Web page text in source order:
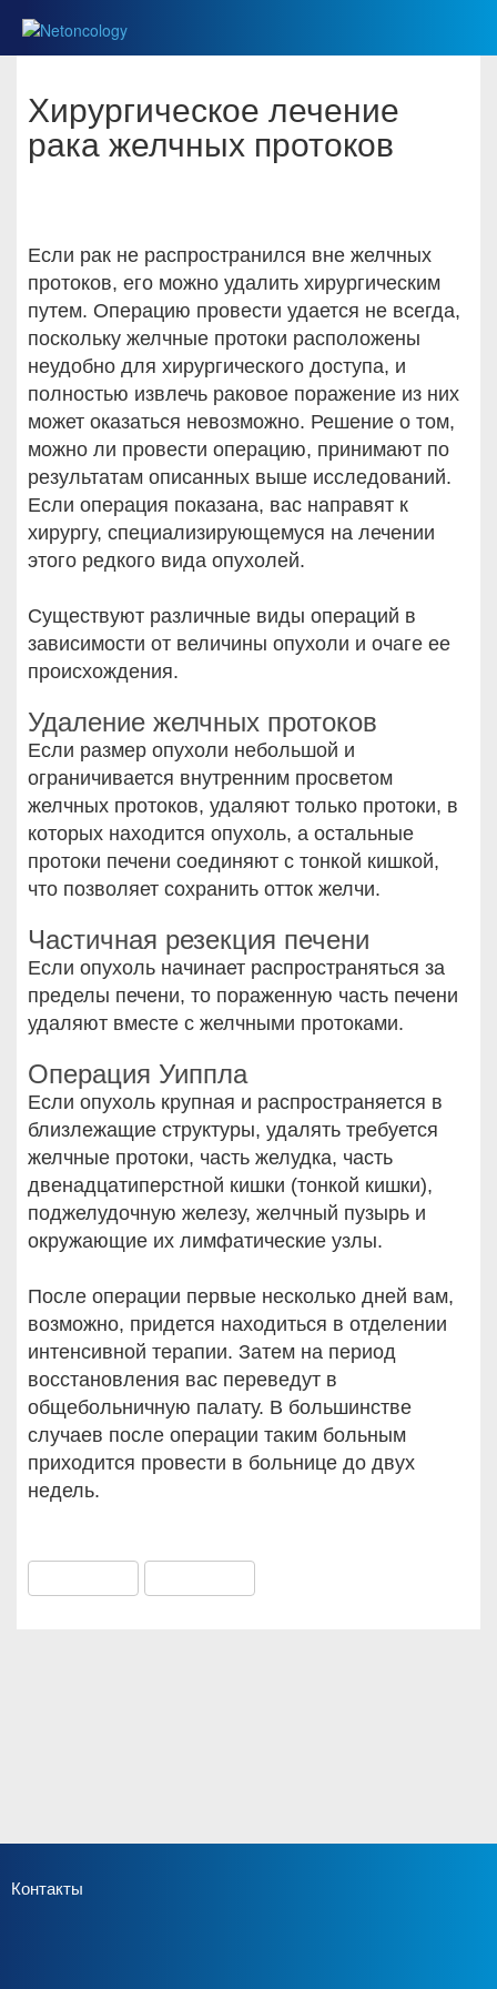
Хирургическое лечение
рака желчных протоков
Если рак не распространился вне желчных
протоков, его можно удалить хирургическим
путем. Операцию провести удается не всегда,
поскольку желчные протоки расположены
неудобно для хирургического доступа, и
полностью извлечь раковое поражение из них
может оказаться невозможно. Решение о том,
можно ли провести операцию, принимают по
результатам описанных выше исследований.
Если операция показана, вас направят к
хирургу, специализирующемуся на лечении
этого редкого вида опухолей.
Существуют различные виды операций в
зависимости от величины опухоли и очаге ее
происхождения.
Удаление желчных протоков
Если размер опухоли небольшой и
ограничивается внутренним просветом
желчных протоков, удаляют только протоки, в
которых находится опухоль, а остальные
протоки печени соединяют с тонкой кишкой,
что позволяет сохранить отток желчи.
Частичная резекция печени
Если опухоль начинает распространяться за
пределы печени, то пораженную часть печени
удаляют вместе с желчными протоками.
Операция Уиппла
Если опухоль крупная и распространяется в
близлежащие структуры, удалять требуется
желчные протоки, часть желудка, часть
двенадцатиперстной кишки (тонкой кишки),
поджелудочную железу, желчный пузырь и
окружающие их лимфатические узлы.
После операции первые несколько дней вам,
возможно, придется находиться в отделении
интенсивной терапии. Затем на период
восстановления вас переведут в
общебольничную палату. В большинстве
случаев после операции таким больным
приходится провести в больнице до двух
недель.
Контакты